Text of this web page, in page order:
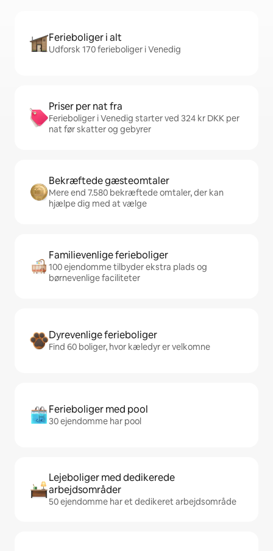
Ferieboliger i alt
Udforsk 170 ferieboliger i Venedig
Priser per nat fra
Ferieboliger i Venedig starter ved 324 kr DKK per
nat før skatter og gebyrer
Bekræftede gæsteomtaler
Mere end 7.580 bekræftede omtaler, der kan
hjælpe dig med at vælge
Familievenlige ferieboliger
100 ejendomme tilbyder ekstra plads og
børnevenlige faciliteter
Dyrevenlige ferieboliger
Find 60 boliger, hvor kæledyr er velkomne
Ferieboliger med pool
30 ejendomme har pool
Lejeboliger med dedikerede
arbejdsområder
50 ejendomme har et dedikeret arbejdsområde